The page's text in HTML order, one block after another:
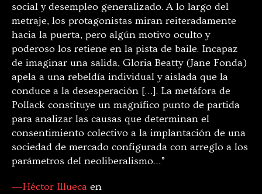
social y desempleo generalizado. A lo largo del
metraje, los protagonistas miran reiteradamente
hacia la puerta, pero algún motivo oculto y
poderoso los retiene en la pista de baile. Incapaz
de imaginar una salida, Gloria Beatty (Jane Fonda)
apela a una rebeldía individual y aislada que la
conduce a la desesperación […]. La metáfora de
Pollack constituye un magnífico punto de partida
para analizar las causas que determinan el
consentimiento colectivo a la implantación de una
sociedad de mercado configurada con arreglo a los
parámetros del neoliberalismo…”
―Héctor Illueca en